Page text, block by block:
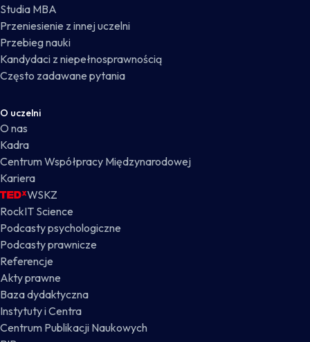
Studia MBA
Przeniesienie z innej uczelni
Przebieg nauki
Kandydaci z niepełnosprawnością
Często zadawane pytania
O uczelni
O nas
Kadra
Centrum Współpracy Międzynarodowej
Kariera
WSKZ
RockIT Science
Podcasty psychologiczne
Podcasty prawnicze
Referencje
Akty prawne
Baza dydaktyczna
Instytuty i Centra
Centrum Publikacji Naukowych